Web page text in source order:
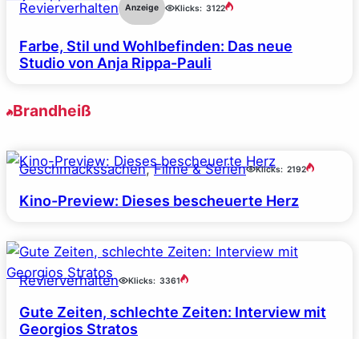
Revierverhalten Anzeige Klicks: 3122
Farbe, Stil und Wohlbefinden: Das neue
Studio von Anja Rippa-Pauli
Brandheiß
Geschmackssachen, Filme & Serien Klicks: 2192
Kino-Preview: Dieses bescheuerte Herz
Revierverhalten Klicks: 3361
Gute Zeiten, schlechte Zeiten: Interview mit
Georgios Stratos